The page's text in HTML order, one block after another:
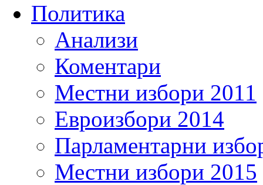
Политика
Анализи
Коментари
Местни избори 2011
Евроизбори 2014
Парламентарни
Местни избори 2015